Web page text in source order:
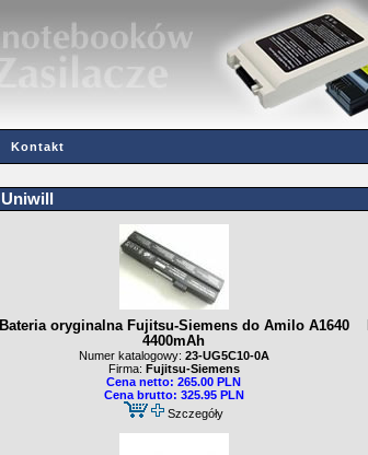
Kontakt
Uniwill
Bateria oryginalna Fujitsu-Siemens do Amilo A1640
4400mAh
Numer katalogowy: 23-UG5C10-0A
Firma: Fujitsu-Siemens
Cena netto: 265.00 PLN
Cena brutto: 325.95 PLN
Szczegóły